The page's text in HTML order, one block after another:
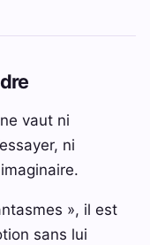
vaut ni
ni
», il est
sans lui